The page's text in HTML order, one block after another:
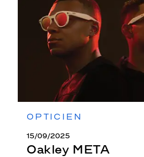
OPTICIEN
15/09/2025
Oakley META